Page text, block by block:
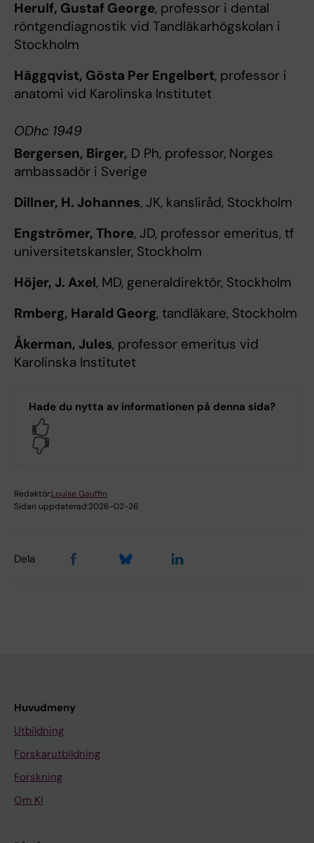
Herulf, Gustaf George, professor i dental
röntgendiagnostik vid Tandläkarhögskolan i
Stockholm
Häggqvist, Gösta Per Engelbert, professor i
anatomi vid Karolinska Institutet
ODhc 1949
Bergersen, Birger, D Ph, professor, Norges
ambassadör i Sverige
Dillner, H. Johannes, JK, kansliråd, Stockholm
Engströmer, Thore, JD, professor emeritus, tf
universitetskansler, Stockholm
Höjer, J. Axel, MD, generaldirektör, Stockholm
Rmberg, Harald Georg, tandläkare, Stockholm
Åkerman, Jules, professor emeritus vid
Karolinska Institutet
Hade du nytta av informationen på denna sida?
Redaktör:Louise Gauffin
Sidan uppdaterad:2026-02-26
Dela
Huvudmeny
Utbildning
Forskarutbildning
Forskning
Om KI